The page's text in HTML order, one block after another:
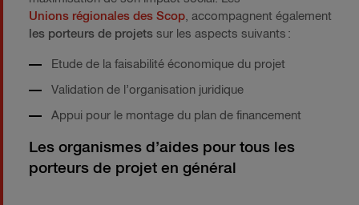
Unions régionales des Scop , accompagnent également
les porteurs de projets sur les aspects suivants :
Etude de la faisabilité économique du projet
Validation de l’organisation juridique
Appui pour le montage du plan de financement
Les organismes d’aides pour tous les
porteurs de projet en général